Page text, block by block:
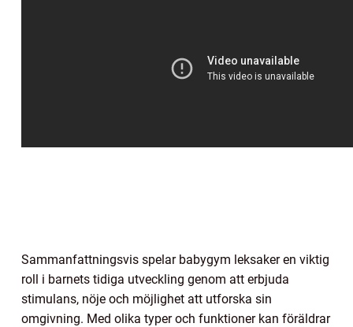
Sammanfattningsvis spelar babygym leksaker en viktig
roll i barnets tidiga utveckling genom att erbjuda
stimulans, nöje och möjlighet att utforska sin
omgivning. Med olika typer och funktioner kan föräldrar